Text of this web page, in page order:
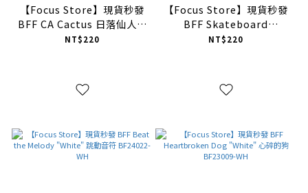
【Focus Store】現貨秒發
BFF CA Cactus 日落仙人掌
兩色 BF25002
NT$220
【Focus Store】現貨秒發
BFF Skateboard
Monster 滑板怪物 兩色
NT$220